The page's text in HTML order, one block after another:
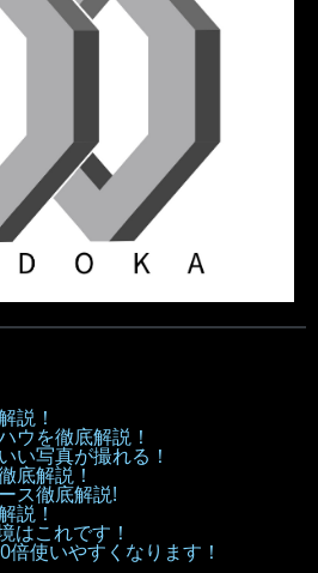
説！
ウを徹底解説！
い写真が撮れる！
底解説！
ス徹底解説!
説！
はこれです！
倍使いやすくなります！